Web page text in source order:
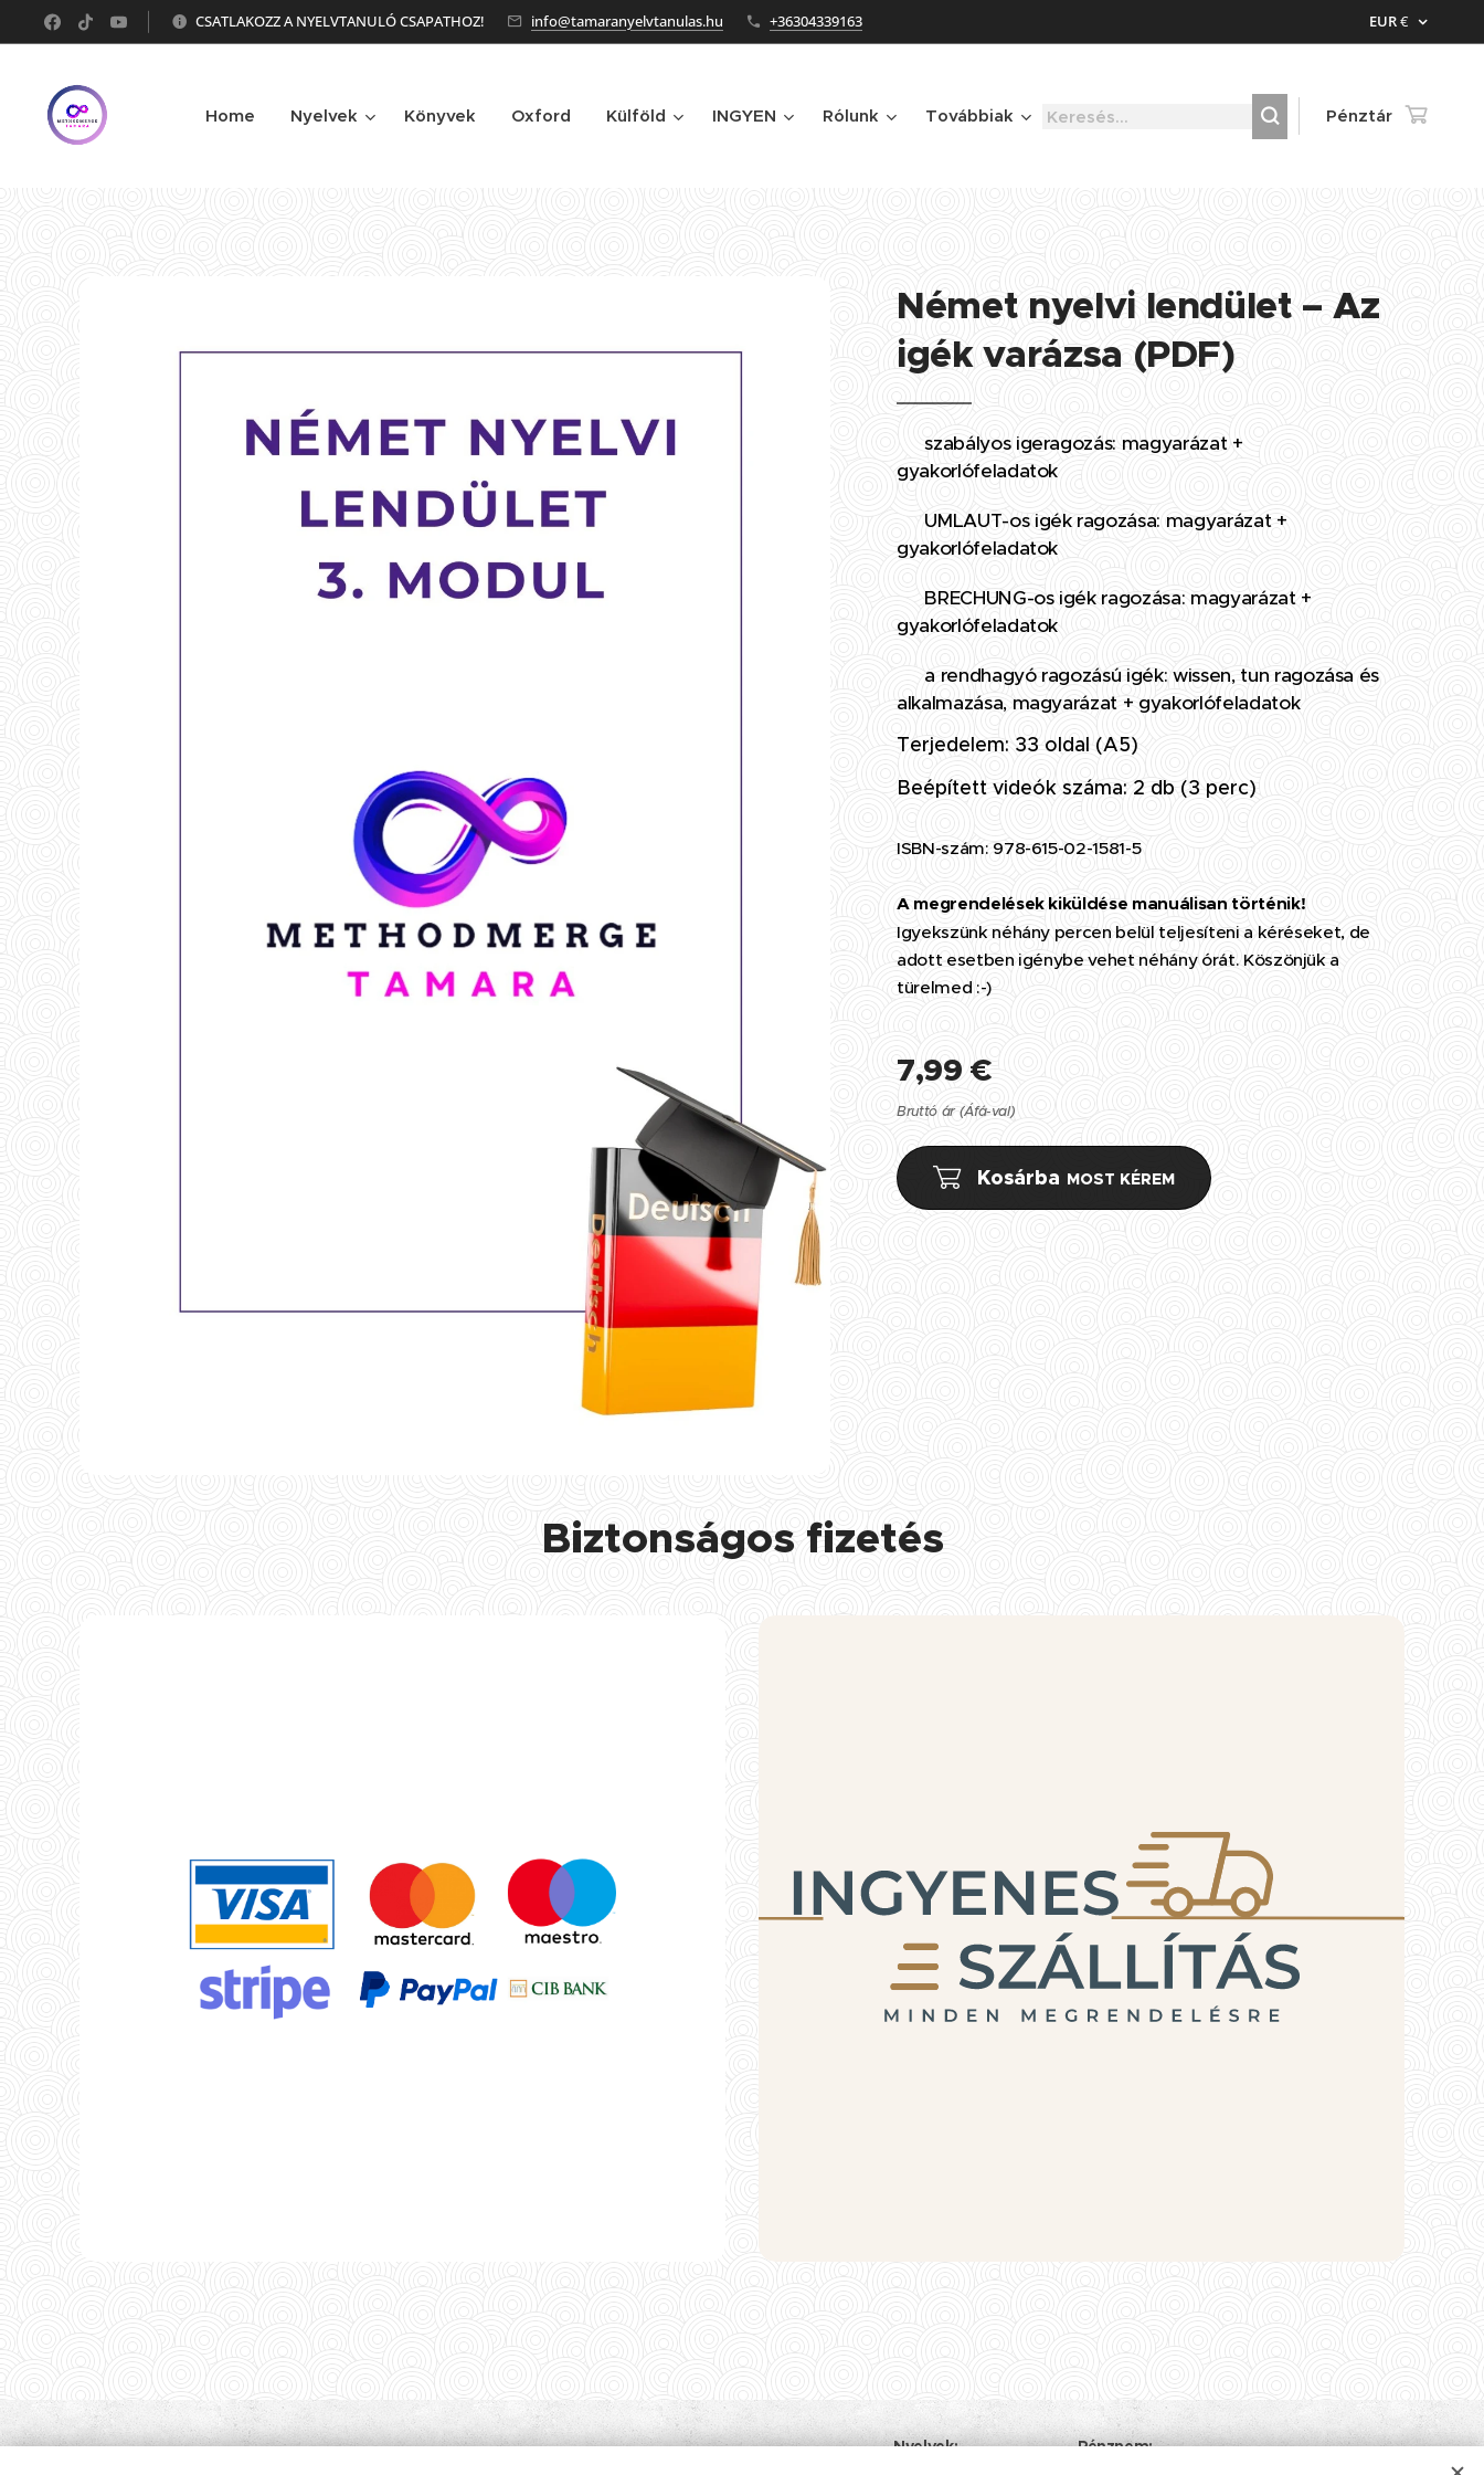
CSATLAKOZZ A NYELVTANULÓ CSAPATHOZ! info@tamaranyelvtanulas.hu +36304339163 EUR€
Home Nyelvek Könyvek Oxford Külföld INGYEN Rólunk Továbbiak Pénztár
Német nyelvi lendület – Az
igék varázsa (PDF)
szabályos igeragozás: magyarázat +
gyakorlófeladatok
✅ UMLAUT-os igék ragozása: magyarázat +
gyakorlófeladatok
✅ BRECHUNG-os igék ragozása: magyarázat +
gyakorlófeladatok
✅ a rendhagyó ragozású igék: wissen, tun ragozása és
alkalmazása, magyarázat + gyakorlófeladatok
Terjedelem: 33 oldal (A5)
Beépített videók száma: 2 db (3 perc)
ISBN-szám: 978-615-02-1581-5
A megrendelések kiküldése manuálisan történik!
Igyekszünk néhány percen belül teljesíteni a kéréseket, de
adott esetben igénybe vehet néhány órát. Köszönjük a
türelmed :-)
7,99 €
Bruttó ár (Áfá-val)
Kosárba
Biztonságos fizetés
Nyelvek
Pénznem